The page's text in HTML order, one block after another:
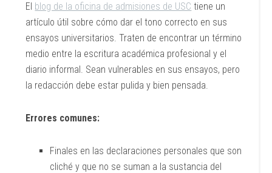
El blog de la oficina de admisiones de USC tiene un
artículo útil sobre cómo dar el tono correcto en sus
ensayos universitarios. Traten de encontrar un término
medio entre la escritura académica profesional y el
diario informal. Sean vulnerables en sus ensayos, pero
la redacción debe estar pulida y bien pensada.
Errores comunes:
Finales en las declaraciones personales que son
cliché y que no se suman a la sustancia del